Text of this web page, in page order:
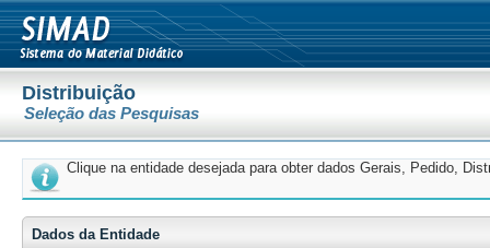
Distribuição
Seleção das Pesquisas
Clique na entidade desejada para obter dados Gerais, Pedido,
Dados da Entidade